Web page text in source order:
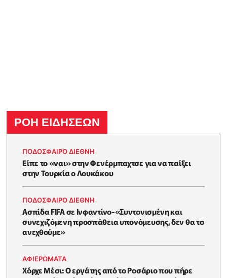
ΡΟΗ ΕΙΔΗΣΕΩΝ
ΠΟΔΟΣΦΑΙΡΟ ΔΙΕΘΝΗ
Είπε το «ναι» στην Φενέρμπαχτσε για να παίξει
στην Τουρκία ο Λουκάκου
ΠΟΔΟΣΦΑΙΡΟ ΔΙΕΘΝΗ
Ασπίδα FIFA σε Ινφαντίνο-«Συντονισμένη και
συνεχιζόμενη προσπάθεια υπονόμευσης, δεν θα το
ανεχθούμε»
ΑΦΙΕΡΩΜΑΤΑ
Χόρχε Μέσι: Ο εργάτης από το Ροσάριο που πήρε